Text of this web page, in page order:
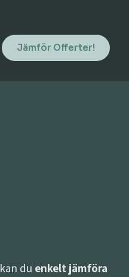
Jämför Offerter!
kan du enkelt jämföra